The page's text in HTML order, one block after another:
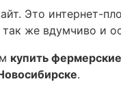
Это интернет-
так же вдумчиво
купить
.